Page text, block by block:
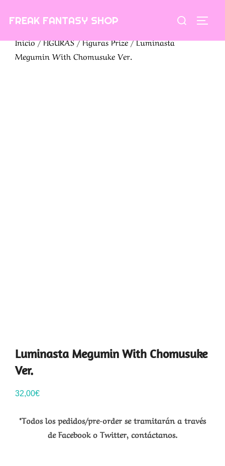
FREAK FANTASY SHOP Buscar:
Inicio/FIGURAS/Figuras Prize/ Luminasta
Megumin With Chomusuke Ver.
Luminasta Megumin With Chomusuke
Ver.
32,00€
*Todos los pedidos/pre-order se tramitarán a través
de Facebook o Twitter, contáctanos.